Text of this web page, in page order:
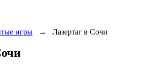
игры → Лазертаг в Сочи